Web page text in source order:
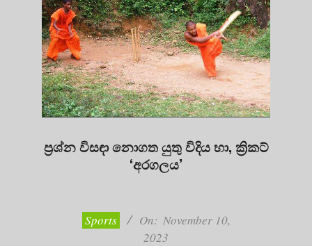
ප්‍රශ්න විසඳා නොගත යුතු විදිය හා, ක්‍රිකට්
‘අරගලය’
Sports On: November 10,
2023